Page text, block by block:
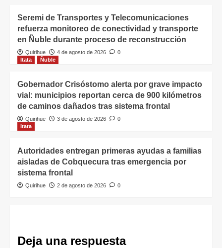
Seremi de Transportes y Telecomunicaciones
refuerza monitoreo de conectividad y transporte
en Ñuble durante proceso de reconstrucción
Quirihue 4 de agosto de 2026
0
Itata
Ñuble
Gobernador Crisóstomo alerta por grave impacto
vial: municipios reportan cerca de 900 kilómetros
de caminos dañados tras sistema frontal
Quirihue 3 de agosto de 2026
0
Itata
Autoridades entregan primeras ayudas a familias
aisladas de Cobquecura tras emergencia por
sistema frontal
Quirihue 2 de agosto de 2026 0
Deja una respuesta